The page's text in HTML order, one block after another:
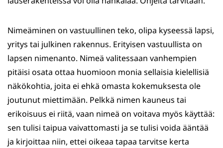
Nimeäminen on vastuullinen teko, olipa kyseessä lapsi,
yritys tai julkinen rakennus. Erityisen vastuullista on
lapsen nimenanto. Nimeä valitessaan vanhempien
pitäisi osata ottaa huomioon monia sellaisia kielellisiä
näkökohtia, joita ei ehkä omasta kokemuksesta ole
joutunut miettimään. Pelkkä nimen kauneus tai
erikoisuus ei riitä, vaan nimeä on voitava myös käyttää:
sen tulisi taipua vaivattomasti ja se tulisi voida ääntää
ja kirjoittaa niin, ettei oikeaa tapaa tarvitse kerta